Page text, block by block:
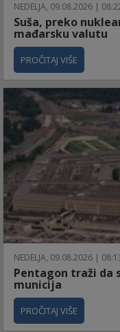
NEDELJA, 09.08.2026 |
Suša, preko
mađarsku valutu
PROČITAJ VIŠE
NEDELJA, 09.08.2026 |
Pentagon traži da
municija
PROČITAJ VIŠE